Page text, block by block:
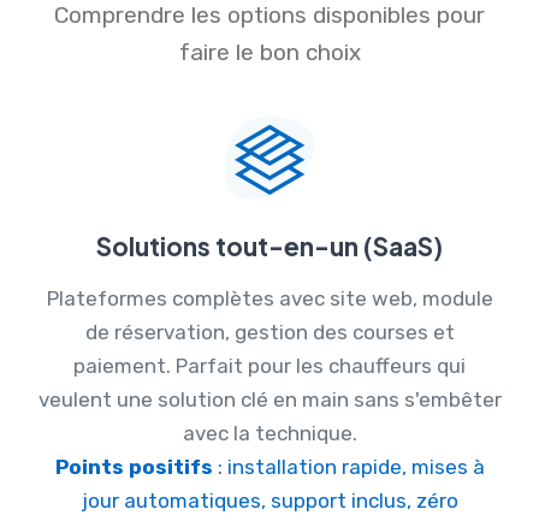
Comprendre les options disponibles pour
faire le bon choix
Solutions tout-en-un (SaaS)
Plateformes complètes avec site web, module
de réservation, gestion des courses et
paiement. Parfait pour les chauffeurs qui
veulent une solution clé en main sans s'embêter
avec la technique.
Points positifs : installation rapide, mises à
jour automatiques, support inclus, zéro